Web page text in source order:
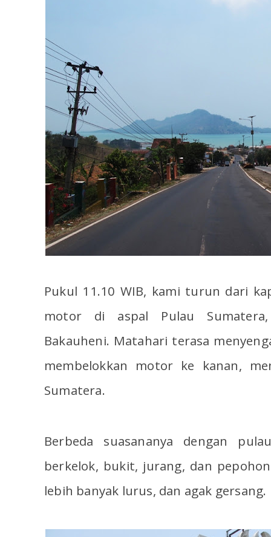
Pukul 11.10 WIB, kami turun dari
motor di aspal Pulau
Bakauheni. Matahari terasa
membelokkan motor ke kanan,
Sumatera.
Berbeda suasananya dengan
berkelok, bukit, jurang, dan
lebih banyak lurus, dan agak gersang.